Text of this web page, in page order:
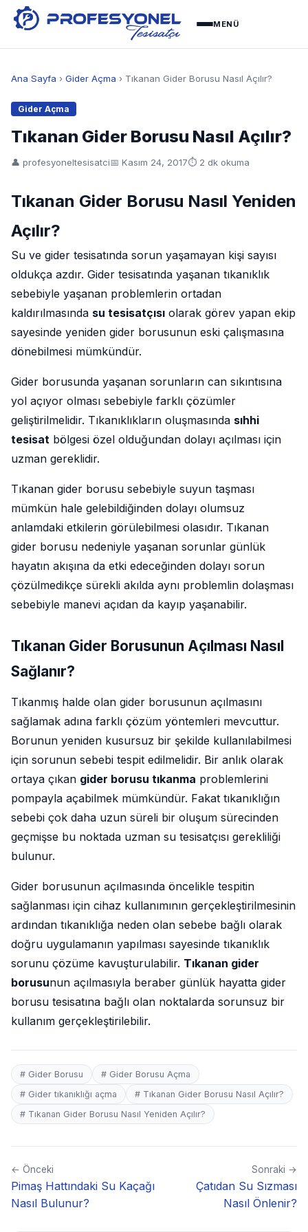
MENÜ
Ana Sayfa › Gider Açma › Tıkanan Gider Borusu Nasıl Açılır?
Gider Açma
Tıkanan Gider Borusu Nasıl Açılır?
👤 profesyoneltesisatci📅 Kasım 24, 2017⏱ 2 dk okuma
Tıkanan Gider Borusu Nasıl Yeniden
Açılır?
Su ve gider tesisatında sorun yaşamayan kişi sayısı
oldukça azdır. Gider tesisatında yaşanan tıkanıklık
sebebiyle yaşanan problemlerin ortadan
kaldırılmasında su tesisatçısı olarak görev yapan ekip
sayesinde yeniden gider borusunun eski çalışmasına
dönebilmesi mümkündür.
Gider borusunda yaşanan sorunların can sıkıntısına
yol açıyor olması sebebiyle farklı çözümler
geliştirilmelidir. Tıkanıklıkların oluşmasında sıhhi
tesisat bölgesi özel olduğundan dolayı açılması için
uzman gereklidir.
Tıkanan gider borusu sebebiyle suyun taşması
mümkün hale gelebildiğinden dolayı olumsuz
anlamdaki etkilerin görülebilmesi olasıdır. Tıkanan
gider borusu nedeniyle yaşanan sorunlar günlük
hayatın akışına da etki edeceğinden dolayı sorun
çözülmedikçe sürekli akılda aynı problemlin dolaşması
sebebiyle manevi açıdan da kayıp yaşanabilir.
Tıkanan Gider Borusunun Açılması Nasıl
Sağlanır?
Tıkanmış halde olan gider borusunun açılmasını
sağlamak adına farklı çözüm yöntemleri mevcuttur.
Borunun yeniden kusursuz bir şekilde kullanılabilmesi
için sorunun sebebi tespit edilmelidir. Bir anlık olarak
ortaya çıkan gider borusu tıkanma problemlerini
pompayla açabilmek mümkündür. Fakat tıkanıklığın
sebebi çok daha uzun süreli bir oluşum sürecinden
geçmişse bu noktada uzman su tesisatçısı gerekliliği
bulunur.
Gider borusunun açılmasında öncelikle tespitin
sağlanması için cihaz kullanımının gerçekleştirilmesinin
ardından tıkanıklığa neden olan sebebe bağlı olarak
doğru uygulamanın yapılması sayesinde tıkanıklık
sorunu çözüme kavuşturulabilir. Tıkanan gider
borusunun açılmasıyla beraber günlük hayatta gider
borusu tesisatına bağlı olan noktalarda sorunsuz bir
kullanım gerçekleştirilebilir.
# Gider Borusu
# Gider Borusu Açma
# Gider tıkanıklığı açma
# Tıkanan Gider Borusu Nasıl Açılır?
# Tıkanan Gider Borusu Nasıl Yeniden Açılır?
← Önceki
Pimaş Hattındaki Su Kaçağı
Nasıl Bulunur?
Sonraki →
Çatıdan Su Sızması
Nasıl Önlenir?